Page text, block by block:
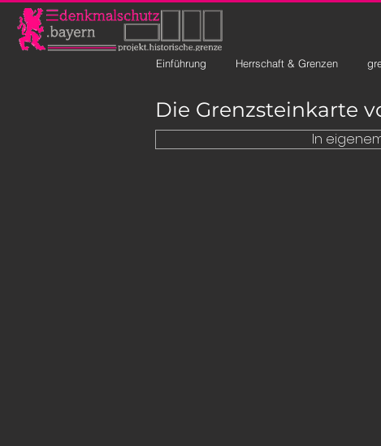
Einführung Herrschaft & Grenzen
Die Grenzsteinkarte
In